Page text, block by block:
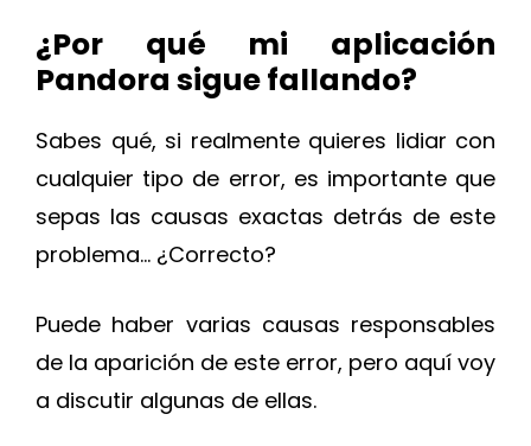
¿Por qué mi aplicación
Pandora sigue fallando?
Sabes qué, si realmente quieres lidiar con
cualquier tipo de error, es importante que
sepas las causas exactas detrás de este
problema… ¿Correcto?
Puede haber varias causas responsables
de la aparición de este error, pero aquí voy
a discutir algunas de ellas.